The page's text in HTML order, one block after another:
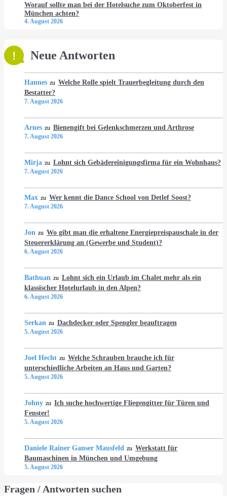
Worauf sollte man bei der Hotelsuche zum Oktoberfest in
München achten?
4. August 2026
Neue Antworten
Hannes zu Welche Rolle spielt Trauerbegleitung durch den
Bestatter?
7. August 2026
Arnes zu Bienengift bei Gelenkschmerzen und Arthrose
7. August 2026
Mirja zu Lohnt sich Gebädereinigungsfirma für ein Wohnhaus?
7. August 2026
Max zu Wer kennt die Dance School von Detlef Soost?
7. August 2026
Jon zu Wo gibt man die erhaltene Energiepreispauschale in der
Steuererklärung an (Gewerbe und Student)?
6. August 2026
Bathuan zu Lohnt sich ein Urlaub im Chalet mehr als ein
klassischer Hotelurlaub in den Alpen?
6. August 2026
Serkan zu Dachdecker oder Spengler beauftragen
5. August 2026
Joel Hecht zu Welche Schrauben brauche ich für
unterschiedliche Arbeiten an Haus und Garten?
5. August 2026
Johny zu Ich suche hochwertige Fliegengitter für Türen und
Fenster!
5. August 2026
Daniele Rainer Ganser Mausfeld zu Werkstatt für
Baumaschinen in München und Umgebung
5. August 2026
Fragen / Antworten suchen